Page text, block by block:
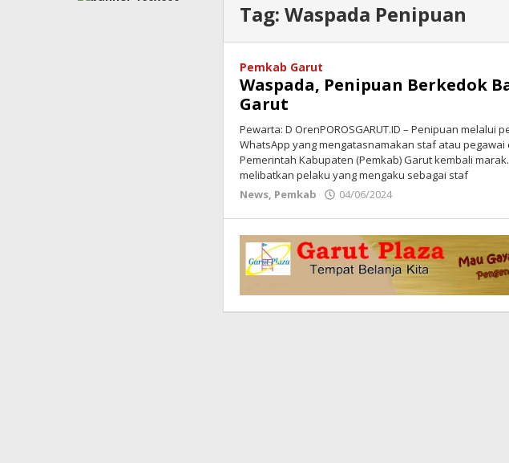
Tag:Waspada Penipuan
Pemkab Garut
Waspada, Penipuan Berkedok
Garut
Pewarta: D OrenPOROSGARUT.ID – Penipuan melalui
WhatsApp yang mengatasnamakan staf atau pegawai
Pemerintah Kabupaten (Pemkab) Garut kembali
melibatkan pelaku yang mengaku sebagai staf
News, Pemkab 04/06/2024
Garut